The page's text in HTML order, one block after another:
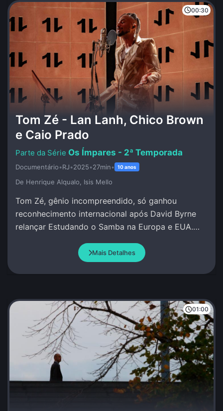
00:30
Tom Zé - Lan Lanh, Chico Brown
e Caio Prado
Os Ímpares - 2ª Temporada
Documentário•RJ•2025•27min• 10 anos
De Henrique Alqualo, Isis Mello
Tom Zé, gênio incompreendido, só ganhou
reconhecimento internacional após David Byrne
relançar Estudando o Samba na Europa e EUA.
Mais Detalhes
01:00